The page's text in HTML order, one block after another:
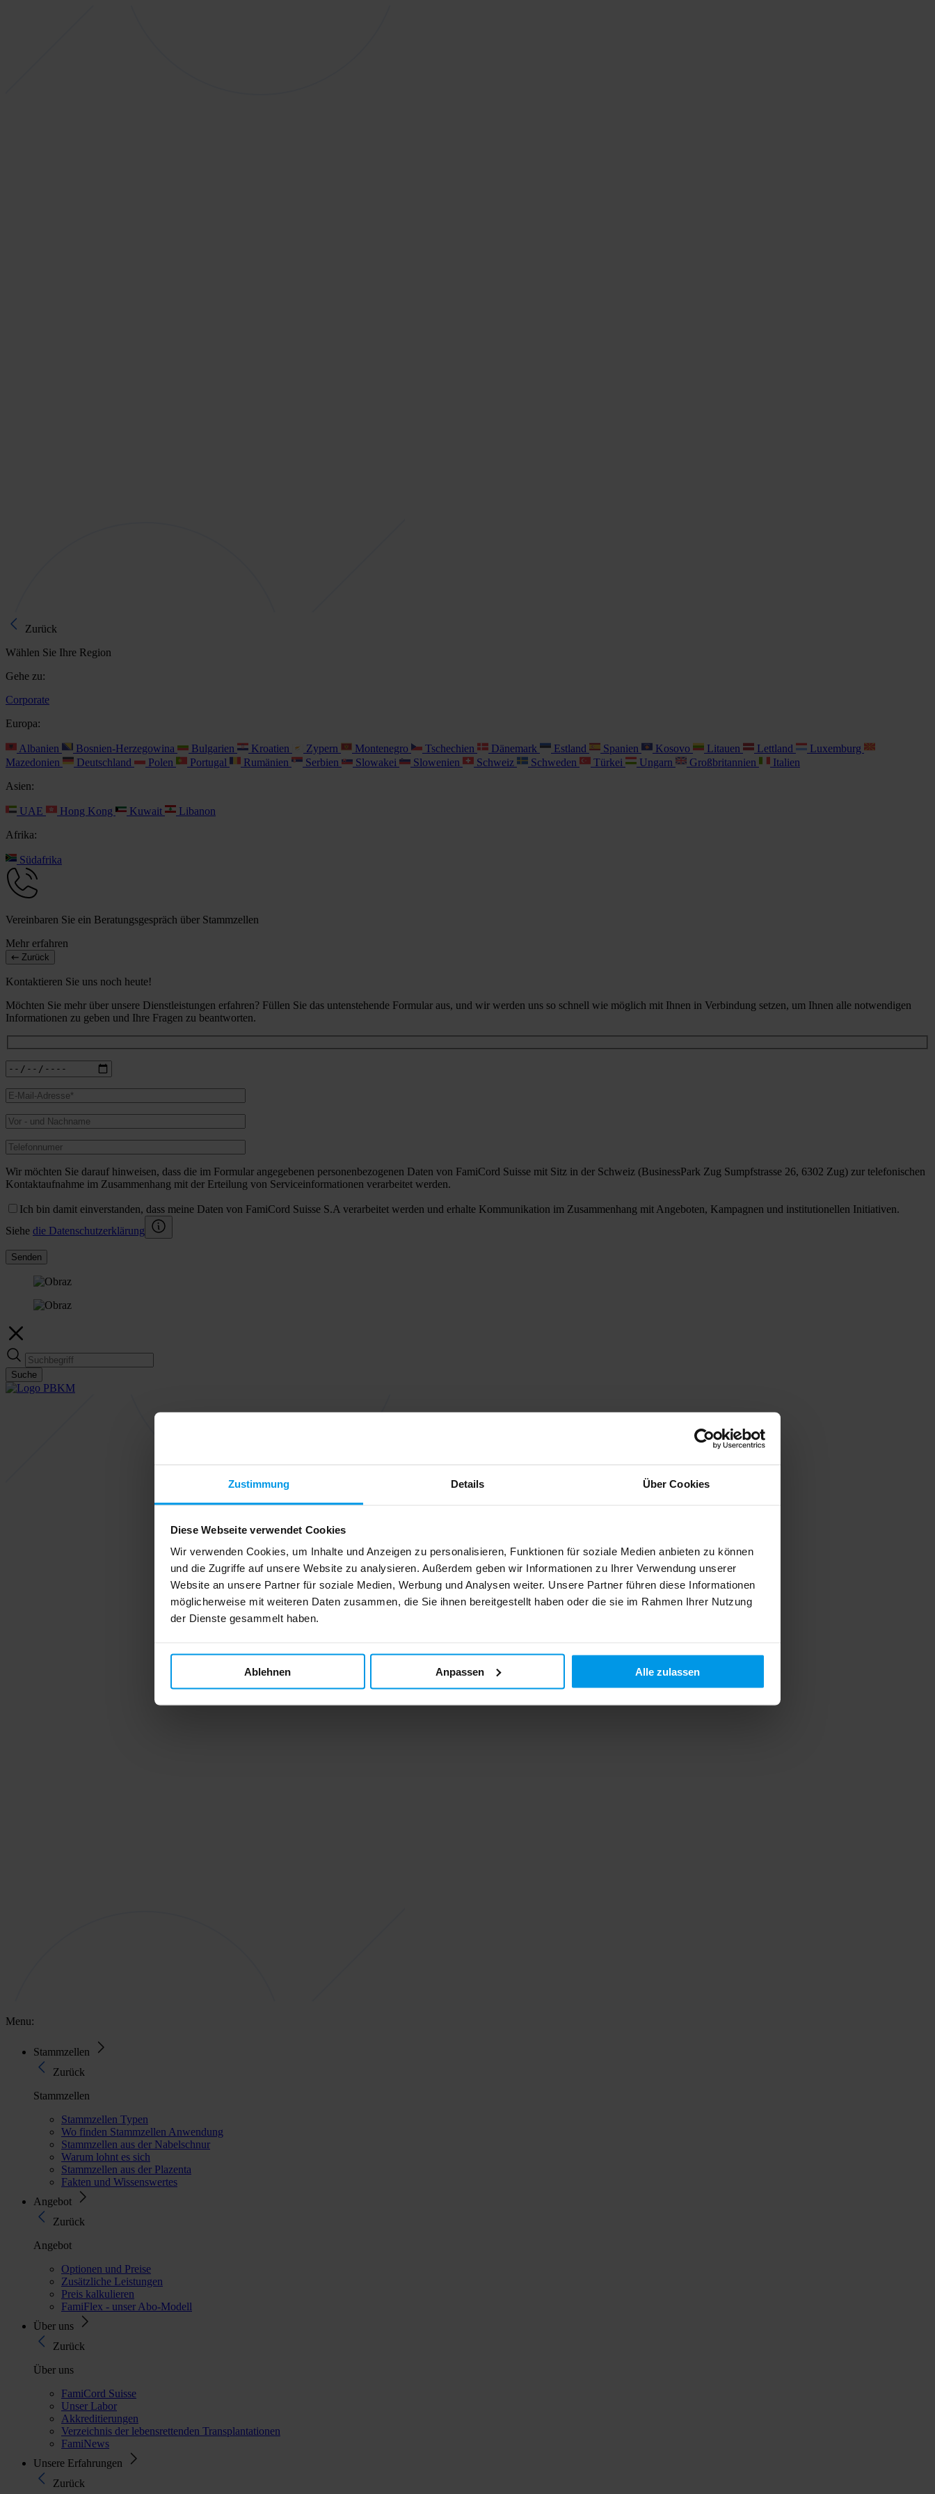
Zustimmung Details Über Cookies
Diese Webseite verwendet Cookies
Wir verwenden Cookies, um Inhalte und Anzeigen zu personalisieren, Funktionen für soziale Medien anbieten zu können
und die Zugriffe auf unsere Website zu analysieren. Außerdem geben wir Informationen zu Ihrer Verwendung unserer
Website an unsere Partner für soziale Medien, Werbung und Analysen weiter. Unsere Partner führen diese Informationen
möglicherweise mit weiteren Daten zusammen, die Sie ihnen bereitgestellt haben oder die sie im Rahmen Ihrer Nutzung
der Dienste gesammelt haben.
Ablehnen Anpassen Alle zulassen
Zurück
Wählen Sie Ihre Region
Gehe zu:
Corporate
Europa:
Albanien Bosnien-Herzegowina Bulgarien Kroatien Zypern Montenegro Tschechien Dänemark Estland Spanien Kosovo Litauen Lettland
Luxemburg
Mazedonien
Deutschland Polen Portugal Rumänien Serbien Slowakei Slowenien Schweiz Schweden Türkei Ungarn Großbritannien
Italien
Asien:
UAE Hong Kong Kuwait
Libanon
Afrika:
Südafrika
Vereinbaren Sie ein Beratungsgespräch über Stammzellen
Mehr erfahren
Zurück
Kontaktieren Sie uns noch heute!
Möchten Sie mehr über unsere Dienstleistungen erfahren? Füllen Sie das untenstehende Formular aus, und wir werden uns so schnell wie möglich mit Ihnen in Verbindung setzen, um Ihnen alle notwendigen
Informationen zu geben und Ihre Fragen zu beantworten.
Wir möchten Sie darauf hinweisen, dass die im Formular angegebenen personenbezogenen Daten von FamiCord Suisse mit Sitz in der Schweiz (BusinessPark Zug Sumpfstrasse 26, 6302 Zug) zur telefonischen
Kontaktaufnahme im Zusammenhang mit der Erteilung von Serviceinformationen verarbeitet werden.
Ich bin damit einverstanden, dass meine Daten von FamiCord Suisse S.A verarbeitet werden und erhalte Kommunikation im Zusammenhang mit Angeboten, Kampagnen und institutionellen Initiativen.
Siehe die Datenschutzerklärung
Senden
Suche
Menu:
Stammzellen
Zurück
Stammzellen
Stammzellen Typen
Wo finden Stammzellen Anwendung
Stammzellen aus der Nabelschnur
Warum lohnt es sich
Stammzellen aus der Plazenta
Fakten und Wissenswertes
Angebot
Zurück
Angebot
Optionen und Preise
Zusätzliche Leistungen
Preis kalkulieren
FamiFlex - unser Abo-Modell
Über uns
Zurück
Über uns
FamiCord Suisse
Unser Labor
Akkreditierungen
Verzeichnis der lebensrettenden Transplantationen
FamiNews
Unsere Erfahrungen
Zurück